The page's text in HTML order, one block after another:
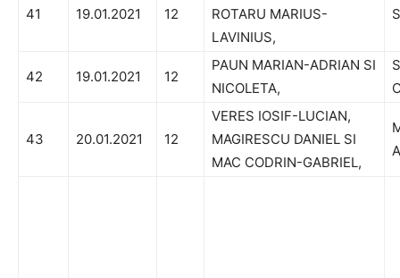
41 19.01.2021 12
ROTARU MARIUS-
LAVINIUS,
42 19.01.2021 12
PAUN MARIAN-ADRIAN SI
NICOLETA,
43 20.01.2021 12
VERES IOSIF-LUCIAN,
MAGIRESCU DANIEL SI
MAC CODRIN-GABRIEL,